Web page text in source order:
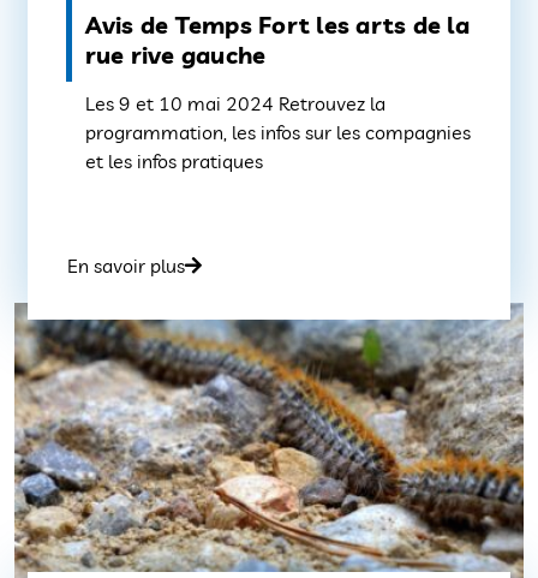
Avis de Temps Fort les arts de la
rue rive gauche
Les 9 et 10 mai 2024 Retrouvez la
programmation, les infos sur les compagnies
et les infos pratiques
En savoir plus